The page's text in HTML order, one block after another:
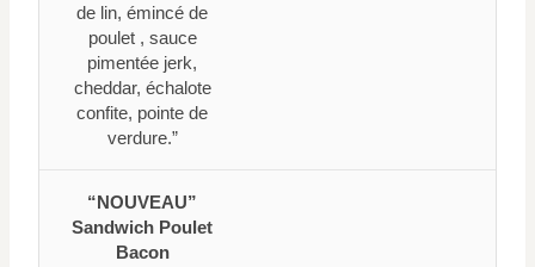
de lin, émincé de
poulet , sauce
pimentée jerk,
cheddar, échalote
confite, pointe de
verdure.”
“NOUVEAU”
Sandwich Poulet
Bacon